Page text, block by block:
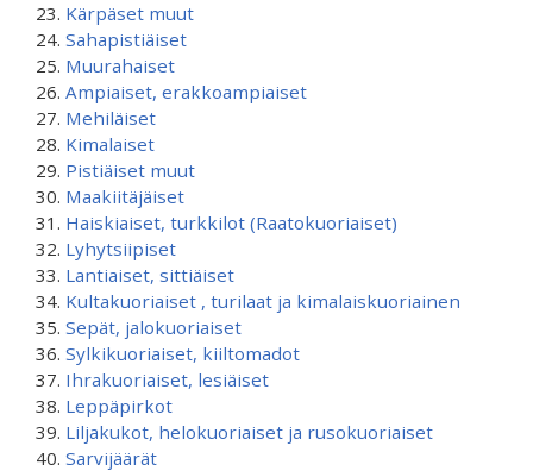
Kärpäset muut
Sahapistiäiset
Muurahaiset
Ampiaiset, erakkoampiaiset
Mehiläiset
Kimalaiset
Pistiäiset muut
Maakiitäjäiset
Haiskiaiset, turkkilot (Raatokuoriaiset)
Lyhytsiipiset
Lantiaiset, sittiäiset
Kultakuoriaiset , turilaat ja kimalaiskuoriainen
Sepät, jalokuoriaiset
Sylkikuoriaiset, kiiltomadot
Ihrakuoriaiset, lesiäiset
Leppäpirkot
Liljakukot, helokuoriaiset ja rusokuoriaiset
Sarvijäärät